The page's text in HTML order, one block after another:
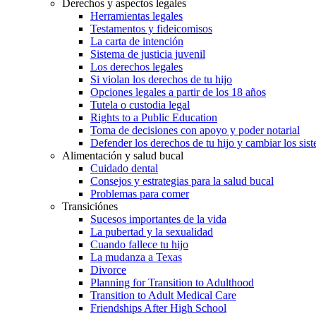
Derechos y aspectos legales
Herramientas legales
Testamentos y fideicomisos
La carta de intención
Sistema de justicia juvenil
Los derechos legales
Si violan los derechos de tu hijo
Opciones legales a partir de los 18 años
Tutela o custodia legal
Rights to a Public Education
Toma de decisiones con apoyo y poder notarial
Defender los derechos de tu hijo y cambiar los
Alimentación y salud bucal
Cuidado dental
Consejos y estrategias para la salud bucal
Problemas para comer
Transiciónes
Sucesos importantes de la vida
La pubertad y la sexualidad
Cuando fallece tu hijo
La mudanza a Texas
Divorce
Planning for Transition to Adulthood
Transition to Adult Medical Care
Friendships After High School